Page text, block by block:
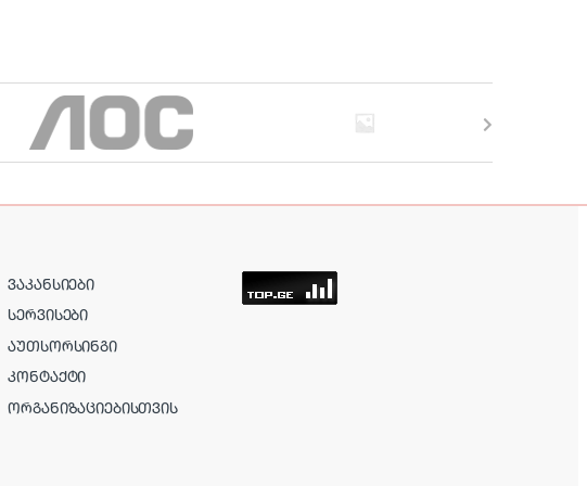
ᲕᲐᲙᲐᲜᲡᲘᲔᲑᲘ
ᲡᲔᲠᲕᲘᲡᲔᲑᲘ
ᲐᲣᲗᲡᲝᲠᲡᲘᲜᲒᲘ
ᲙᲝᲜᲢᲐᲥᲢᲘ
ᲝᲠᲒᲐᲜᲘᲖᲐᲪᲘᲔᲑᲘᲡᲗᲕᲘᲡ